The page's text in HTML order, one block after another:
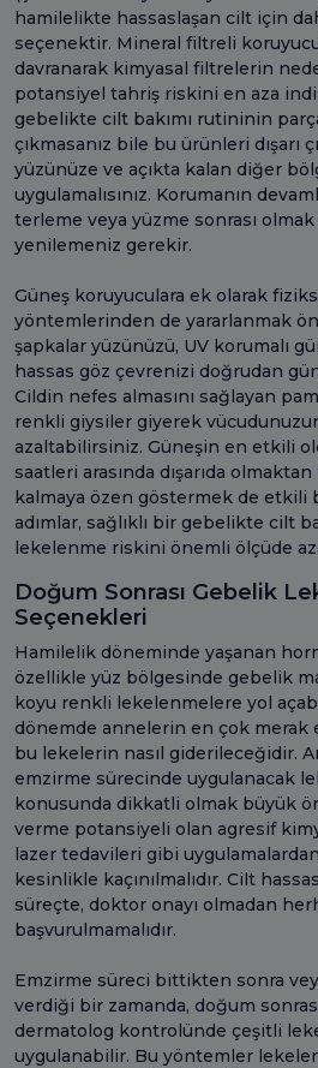
hamilelikte hassaslaşan cilt için
seçenektir. Mineral filtreli
davranarak kimyasal filtrelerin
potansiyel tahriş riskini en aza
gebelikte cilt bakımı rutininin
çıkmasanız bile bu ürünleri dışarı
yüzünüze ve açıkta kalan diğer
uygulamalısınız. Korumanın
terleme veya yüzme sonrası
yenilemeniz gerekir.
Güneş koruyuculara ek olarak
yöntemlerinden de yararlanmak
şapkalar yüzünüzü, UV korumalı
hassas göz çevrenizi doğrudan
Cildin nefes almasını sağlayan
renkli giysiler giyerek
azaltabilirsiniz. Güneşin en etkili
saatleri arasında dışarıda
kalmaya özen göstermek de etkili
adımlar, sağlıklı bir gebelikte cilt
lekelenme riskini önemli ölçüde
Doğum Sonrası Gebelik
Seçenekleri
Hamilelik döneminde yaşanan
özellikle yüz bölgesinde gebelik
koyu renkli lekelenmelere yol
dönemde annelerin en çok
bu lekelerin nasıl giderileceğidir.
emzirme sürecinde uygulanacak
konusunda dikkatli olmak büyük
verme potansiyeli olan agresif
lazer tedavileri gibi
kesinlikle kaçınılmalıdır. Cilt
süreçte, doktor onayı olmadan
başvurulmamalıdır.
Emzirme süreci bittikten sonra
verdiği bir zamanda, doğum
dermatolog kontrolünde çeşitli
uygulanabilir. Bu yöntemler